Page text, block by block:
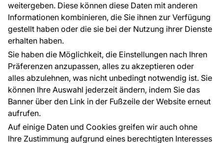
weitergeben. Diese können diese Daten mit anderen
Informationen kombinieren, die Sie ihnen zur Verfügung
gestellt haben oder die sie bei der Nutzung ihrer Dienste
erhalten haben.
Sie haben die Möglichkeit, die Einstellungen nach Ihren
Präferenzen anzupassen, alles zu akzeptieren oder
alles abzulehnen, was nicht unbedingt notwendig ist. Sie
können Ihre Auswahl jederzeit ändern, indem Sie das
Banner über den Link in der Fußzeile der Website erneut
aufrufen.
Auf einige Daten und Cookies greifen wir auch ohne
Ihre Zustimmung aufgrund eines berechtigten Interesses
Kontakt
Haben Sie Fragen? Wir helfen Ihnen gerne weiter
und beraten Sie persönlich.
+49 781 95633072
service@tapeteneshop.de
Zahlungsarten:
Die Zahlungen werden geleistet von: